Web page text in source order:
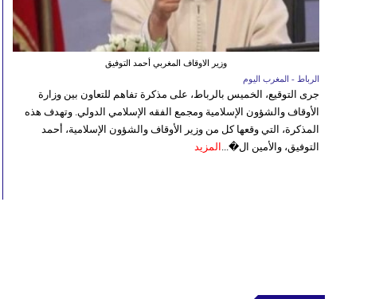
وزير الاوقاف المغربي أحمد التوفيق
الرباط - المغرب اليوم
جرى التوقيع، الخميس بالرباط، على مذكرة تفاهم للتعاون بين وزارة
الأوقاف والشؤون الإسلامية ومجمع الفقه الإسلامي الدولي. وتهدف هذه
المذكرة، التي وقعها كل من وزير الأوقاف والشؤون الإسلامية، أحمد
التوفيق، والأمين ال�... المزيد